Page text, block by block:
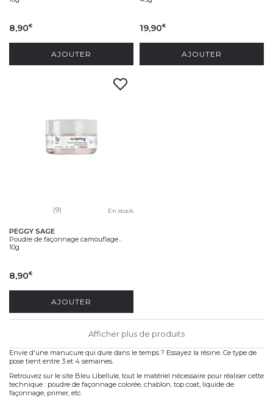
8,90€
AJOUTER
19,90€
AJOUTER
(9) En stock
PEGGY SAGE
Poudre de façonnage camouflage...
10g
8,90€
AJOUTER
Afficher plus de produits
Envie d'une manucure qui dure dans le temps ? Essayez la résine. Ce type de
pose tient entre 3 et 4 semaines.
Retrouvez sur le site Bleu Libellule, tout le matériel nécessaire pour réaliser cette
technique : poudre de façonnage colorée, chablon, top coat, liquide de
façonnage, primer, etc.